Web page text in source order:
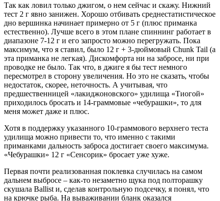
Так как ловил только джигом, о нем сейчас и скажу. Нижний
тест 2 г явно занижен. Хорошо отбивать среднестатистическое
дно вершинка начинает примерно от 5 г (плюс приманка
естественно). Лучше всего в этом плане спиннинг работает в
диапазоне 7-12 г и его запросто можно перегружать. Пока
максимум, что я ставил, было 12 г + 3-дюймовый Chunk Tail (а
эта приманка не легкая). Дискомфорта ни на забросе, ни при
проводке не было. Так что, в джиге я бы тест немного
пересмотрел в сторону увеличения. Но это не сказать, чтобы
недостаток, скорее, неточность. А учитывая, что
предшественницей «лакиджоновского» удилища «Тиогой»
приходилось бросать и 14-граммовые «чебурашки», то для
меня может даже и плюс.
Хотя в поддержку указанного 10-граммового верхнего теста
удилища можно привести то, что именно с такими
приманками дальность заброса достигает своего максимума.
«Чебурашки» 12 г «Сенсорик» бросает уже хуже.
Первая почти реализованная поклевка случилась на самом
дальнем выбросе – как-то незаметно щука под полторашку
скушала Ballist и, сделав контрольную подсечку, я понял, что
на крючке рыба. На вываживании бланк оказался